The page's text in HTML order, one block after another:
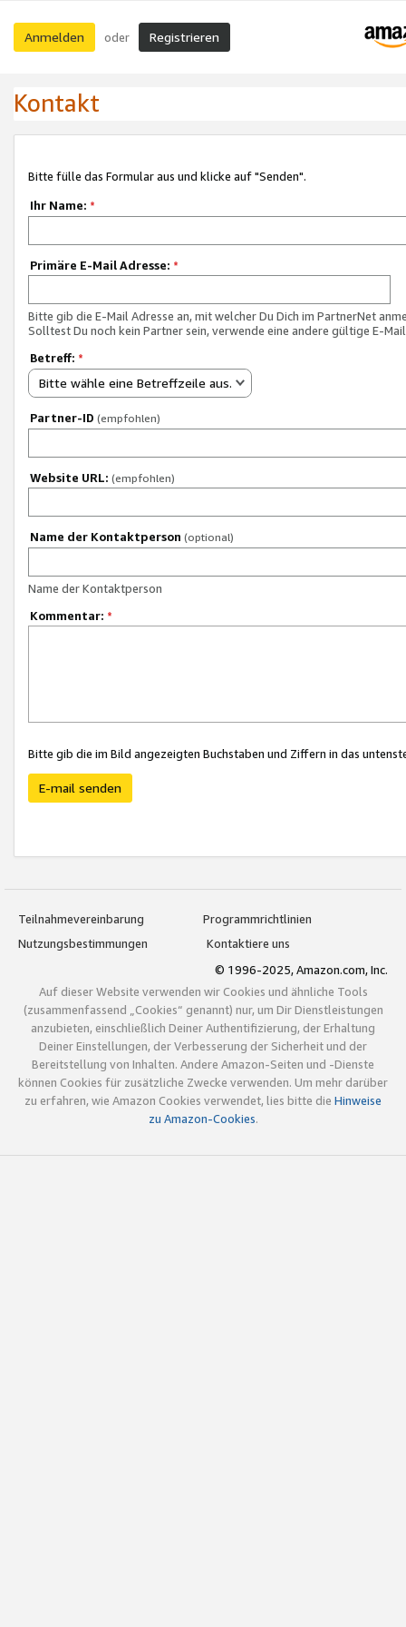
Anmelden oder Registrieren
Kontakt
Bitte fülle das Formular aus und klicke auf "Senden".
Ihr Name: *
Primäre E-Mail Adresse: *
Bitte gib die E-Mail Adresse an, mit welcher Du Dich im PartnerNet
Solltest Du noch kein Partner sein, verwende eine andere gültige E-
Betreff: *
Bitte wähle eine Betreffzeile aus.
Partner-ID (empfohlen)
Website URL: (empfohlen)
Name der Kontaktperson (optional)
Name der Kontaktperson
Kommentar: *
Bitte gib die im Bild angezeigten Buchstaben und Ziffern in das
E-mail senden
Teilnahmevereinbarung
Programmrichtlinien
Nutzungsbestimmungen
Kontaktiere uns
© 1996-2025, Amazon.com, Inc.
Auf dieser Website verwenden wir Cookies und ähnliche Tools
(zusammenfassend „Cookies“ genannt) nur, um Dir Dienstleistungen
anzubieten, einschließlich Deiner Authentifizierung, der Erhaltung
Deiner Einstellungen, der Verbesserung der Sicherheit und der
Bereitstellung von Inhalten. Andere Amazon-Seiten und -Dienste
können Cookies für zusätzliche Zwecke verwenden. Um mehr darüber
zu erfahren, wie Amazon Cookies verwendet, lies bitte die Hinweise
zu Amazon-Cookies.